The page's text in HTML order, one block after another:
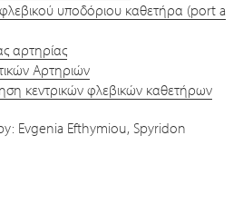
υποδόριου καθετήρα (port a
αρτηρίας
Αρτηριών
κεντρικών φλεβικών καθετήρων
Evgenia Efthymiou, Spyridon